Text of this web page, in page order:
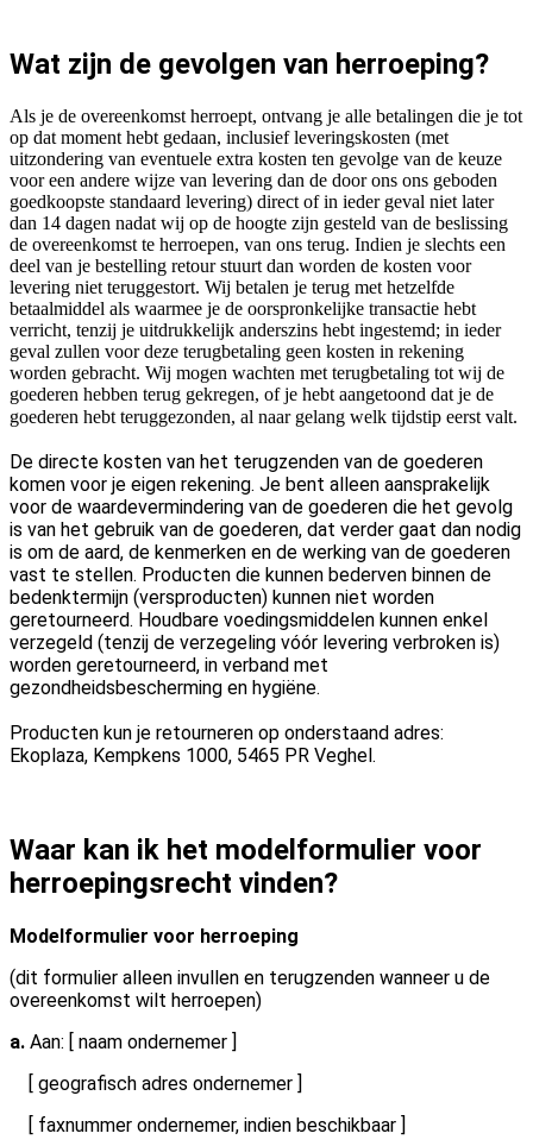
Wat zijn de gevolgen van herroeping?
Als je de overeenkomst herroept, ontvang je alle betalingen die je tot
op dat moment hebt gedaan, inclusief leveringskosten (met
uitzondering van eventuele extra kosten ten gevolge van de keuze
voor een andere wijze van levering dan de door ons ons geboden
goedkoopste standaard levering) direct of in ieder geval niet later
dan 14 dagen nadat wij op de hoogte zijn gesteld van de beslissing
de overeenkomst te herroepen, van ons terug. Indien je slechts een
deel van je bestelling retour stuurt dan worden de kosten voor
levering niet teruggestort. Wij betalen je terug met hetzelfde
betaalmiddel als waarmee je de oorspronkelijke transactie hebt
verricht, tenzij je uitdrukkelijk anderszins hebt ingestemd; in ieder
geval zullen voor deze terugbetaling geen kosten in rekening
worden gebracht. Wij mogen wachten met terugbetaling tot wij de
goederen hebben terug gekregen, of je hebt aangetoond dat je de
goederen hebt teruggezonden, al naar gelang welk tijdstip eerst valt.
De directe kosten van het terugzenden van de goederen
komen voor je eigen rekening. Je bent alleen aansprakelijk
voor de waardevermindering van de goederen die het gevolg
is van het gebruik van de goederen, dat verder gaat dan nodig
is om de aard, de kenmerken en de werking van de goederen
vast te stellen. Producten die kunnen bederven binnen de
bedenktermijn (versproducten) kunnen niet worden
geretourneerd. Houdbare voedingsmiddelen kunnen enkel
verzegeld (tenzij de verzegeling vóór levering verbroken is)
worden geretourneerd, in verband met
gezondheidsbescherming en hygiëne.
Producten kun je retourneren op onderstaand adres:
Ekoplaza, Kempkens 1000, 5465 PR Veghel.
Waar kan ik het modelformulier voor
herroepingsrecht vinden?
Modelformulier voor herroeping
(dit formulier alleen invullen en terugzenden wanneer u de
overeenkomst wilt herroepen)
a. Aan: [ naam ondernemer ]
[ geografisch adres ondernemer ]
[ faxnummer ondernemer, indien beschikbaar ]